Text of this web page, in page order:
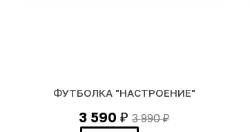
ФУТБОЛКА "НАСТРОЕНИЕ"
3 590 ₽ 3 990₽